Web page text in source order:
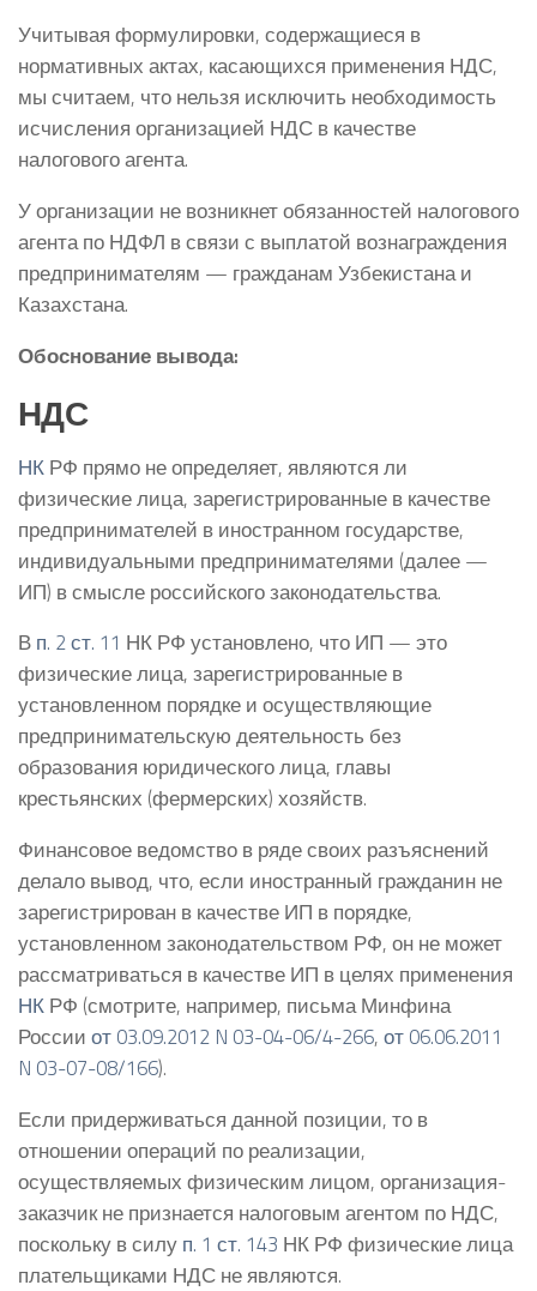
Учитывая формулировки, содержащиеся в
нормативных актах, касающихся применения НДС,
мы считаем, что нельзя исключить необходимость
исчисления организацией НДС в качестве
налогового агента.
У организации не возникнет обязанностей налогового
агента по НДФЛ в связи с выплатой вознаграждения
предпринимателям — гражданам Узбекистана и
Казахстана.
Обоснование вывода:
НДС
НК РФ прямо не определяет, являются ли
физические лица, зарегистрированные в качестве
предпринимателей в иностранном государстве,
индивидуальными предпринимателями (далее —
ИП) в смысле российского законодательства.
В п. 2 ст. 11 НК РФ установлено, что ИП — это
физические лица, зарегистрированные в
установленном порядке и осуществляющие
предпринимательскую деятельность без
образования юридического лица, главы
крестьянских (фермерских) хозяйств.
Финансовое ведомство в ряде своих разъяснений
делало вывод, что, если иностранный гражданин не
зарегистрирован в качестве ИП в порядке,
установленном законодательством РФ, он не может
рассматриваться в качестве ИП в целях применения
НК РФ (смотрите, например, письма Минфина
России от 03.09.2012 N 03-04-06/4-266, от 06.06.2011
N 03-07-08/166).
Если придерживаться данной позиции, то в
отношении операций по реализации,
осуществляемых физическим лицом, организация-
заказчик не признается налоговым агентом по НДС,
поскольку в силу п. 1 ст. 143 НК РФ физические лица
плательщиками НДС не являются.